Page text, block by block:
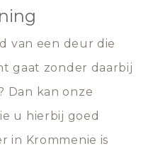
van een deur die
gaat zonder daarbij
Dan kan onze
u hierbij goed
in Krommenie is